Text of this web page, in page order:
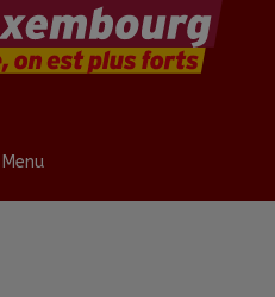
Menu